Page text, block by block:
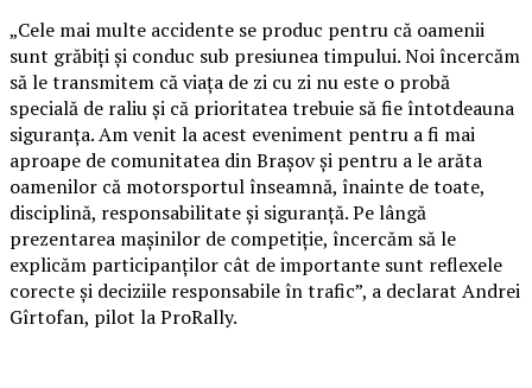
„Cele mai multe accidente se produc pentru că oamenii
sunt grăbiți și conduc sub presiunea timpului. Noi încercăm
să le transmitem că viața de zi cu zi nu este o probă
specială de raliu și că prioritatea trebuie să fie întotdeauna
siguranța. Am venit la acest eveniment pentru a fi mai
aproape de comunitatea din Brașov și pentru a le arăta
oamenilor că motorsportul înseamnă, înainte de toate,
disciplină, responsabilitate și siguranță. Pe lângă
prezentarea mașinilor de competiție, încercăm să le
explicăm participanților cât de importante sunt reflexele
corecte și deciziile responsabile în trafic”, a declarat Andrei
Gîrtofan, pilot la ProRally.